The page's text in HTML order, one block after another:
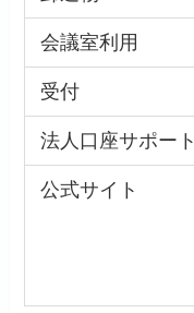
会議室利用
受付
法人口座サポート
公式サイト